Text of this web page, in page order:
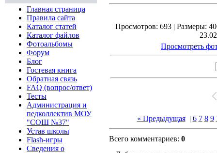
Главная страница
Правила сайта
Каталог статей
Каталог файлов
Фотоальбомы
Форум
Блог
Гостевая книга
Обратная связь
FAQ (вопрос/ответ)
Тесты
Администрация и
педколлектив МОУ
"СОШ №37"
Устав школы
Flash-игры
Сведения о
Просмотров: 693 | Размеры:
Просмотреть
« Предыдущая| 6 7 8 9
Всего комментариев: 0